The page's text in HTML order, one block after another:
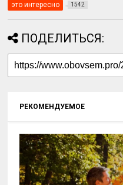
это интересно 1542
ПОДЕЛИТЬСЯ:
РЕКОМЕНДУЕМОЕ